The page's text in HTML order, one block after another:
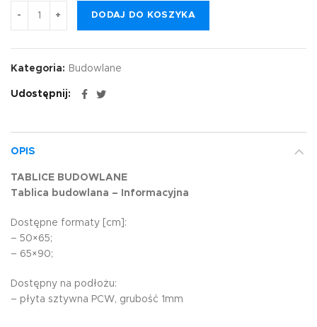
DODAJ DO KOSZYKA
Kategoria: Budowlane
Udostępnij
OPIS
TABLICE BUDOWLANE
Tablica budowlana – Informacyjna
Dostępne formaty [cm]:
– 50×65;
– 65×90;
Dostępny na podłożu:
– płyta sztywna PCW, grubość 1mm